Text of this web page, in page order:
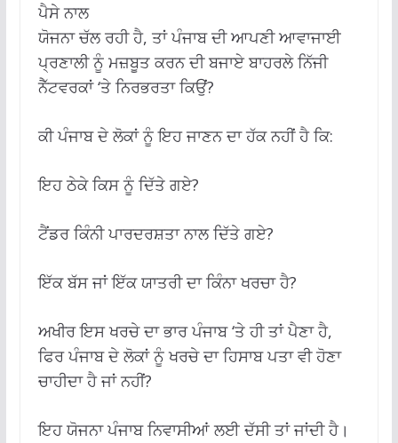
ਪੈਸੇ ਨਾਲ
ਯੋਜਨਾ ਚੱਲ ਰਹੀ ਹੈ, ਤਾਂ ਪੰਜਾਬ ਦੀ ਆਪਣੀ ਆਵਾਜਾਈ
ਪ੍ਰਣਾਲੀ ਨੂੰ ਮਜ਼ਬੂਤ ਕਰਨ ਦੀ ਬਜਾਏ ਬਾਹਰਲੇ ਨਿੱਜੀ
ਨੈੱਟਵਰਕਾਂ ‘ਤੇ ਨਿਰਭਰਤਾ ਕਿਉਂ?
ਕੀ ਪੰਜਾਬ ਦੇ ਲੋਕਾਂ ਨੂੰ ਇਹ ਜਾਣਨ ਦਾ ਹੱਕ ਨਹੀਂ ਹੈ ਕਿ:
ਇਹ ਠੇਕੇ ਕਿਸ ਨੂੰ ਦਿੱਤੇ ਗਏ?
ਟੈਂਡਰ ਕਿੰਨੀ ਪਾਰਦਰਸ਼ਤਾ ਨਾਲ ਦਿੱਤੇ ਗਏ?
ਇੱਕ ਬੱਸ ਜਾਂ ਇੱਕ ਯਾਤਰੀ ਦਾ ਕਿੰਨਾ ਖਰਚਾ ਹੈ?
ਅਖੀਰ ਇਸ ਖਰਚੇ ਦਾ ਭਾਰ ਪੰਜਾਬ ‘ਤੇ ਹੀ ਤਾਂ ਪੈਣਾ ਹੈ,
ਫਿਰ ਪੰਜਾਬ ਦੇ ਲੋਕਾਂ ਨੂੰ ਖਰਚੇ ਦਾ ਹਿਸਾਬ ਪਤਾ ਵੀ ਹੋਣਾ
ਚਾਹੀਦਾ ਹੈ ਜਾਂ ਨਹੀਂ?
ਇਹ ਯੋਜਨਾ ਪੰਜਾਬ ਨਿਵਾਸੀਆਂ ਲਈ ਦੱਸੀ ਤਾਂ ਜਾਂਦੀ ਹੈ।